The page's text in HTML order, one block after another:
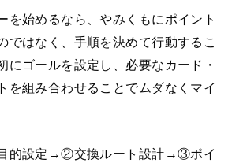
を始めるなら、やみくもにポイント
ではなく、手順を決めて行動するこ
にゴールを設定し、必要なカード・
を組み合わせることでムダなくマイ
的設定→②交換ルート設計→③ポイ